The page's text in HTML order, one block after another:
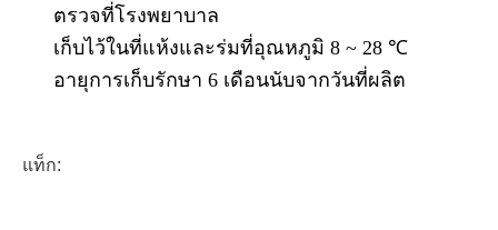
ตรวจที่โรงพยาบาล
เก็บไว้ในที่แห้งและร่มที่อุณหภูมิ 8 ~ 28 ℃
อายุการเก็บรักษา 6 เดือนนับจากวันที่ผลิต
แท็ก: